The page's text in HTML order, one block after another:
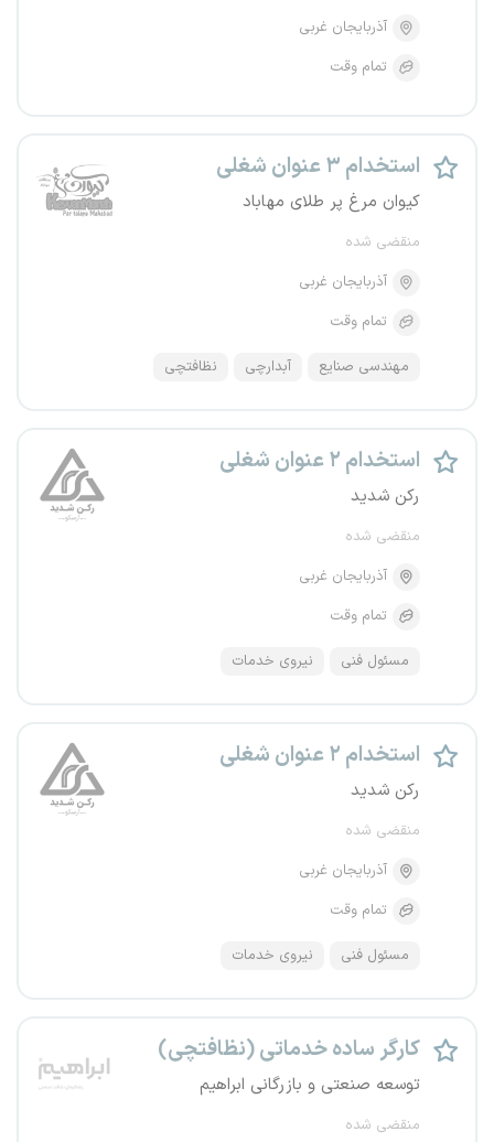
آذربایجان غربی
تمام وقت
استخدام ۳ عنوان شغلی
کیوان مرغ پر طلای مهاباد
منقضی شده
آذربایجان غربی
تمام وقت
مهندسی صنایع آبدارچی نظافتچی
استخدام ۲ عنوان شغلی
رکن شدید
منقضی شده
آذربایجان غربی
تمام وقت
مسئول فنی نیروی خدمات
استخدام ۲ عنوان شغلی
رکن شدید
منقضی شده
آذربایجان غربی
تمام وقت
مسئول فنی نیروی خدمات
کارگر ساده خدماتی (نظافتچی)
توسعه صنعتی و بازرگانی ابراهیم
منقضی شده